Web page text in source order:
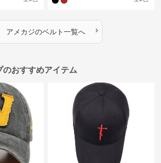
アメカジのベルト一覧へ ›
のおすすめアイテム